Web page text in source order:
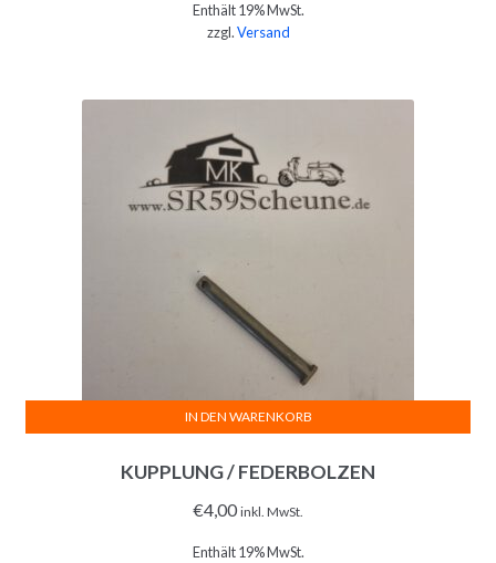
Enthält 19% MwSt.
zzgl.Versand
KUPPLUNG / FEDERBOLZEN
€4,00 inkl. MwSt.
Enthält 19% MwSt.
IN DEN WARENKORB